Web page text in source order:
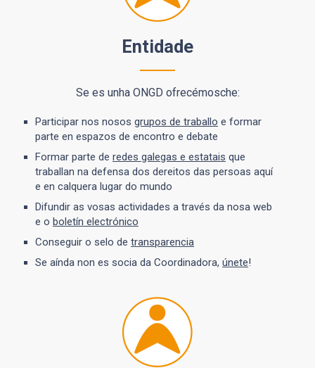
Entidade
Se es unha ONGD ofrecémosche:
Participar nos nosos grupos de traballo e formar
parte en espazos de encontro e debate
Formar parte de redes galegas e estatais que
traballan na defensa dos dereitos das persoas aquí
e en calquera lugar do mundo
Difundir as vosas actividades a través da nosa web
e o boletín electrónico
Conseguir o selo de transparencia
Se aínda non es socia da Coordinadora, únete!